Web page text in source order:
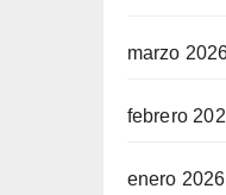
marzo
febrero
enero 2026